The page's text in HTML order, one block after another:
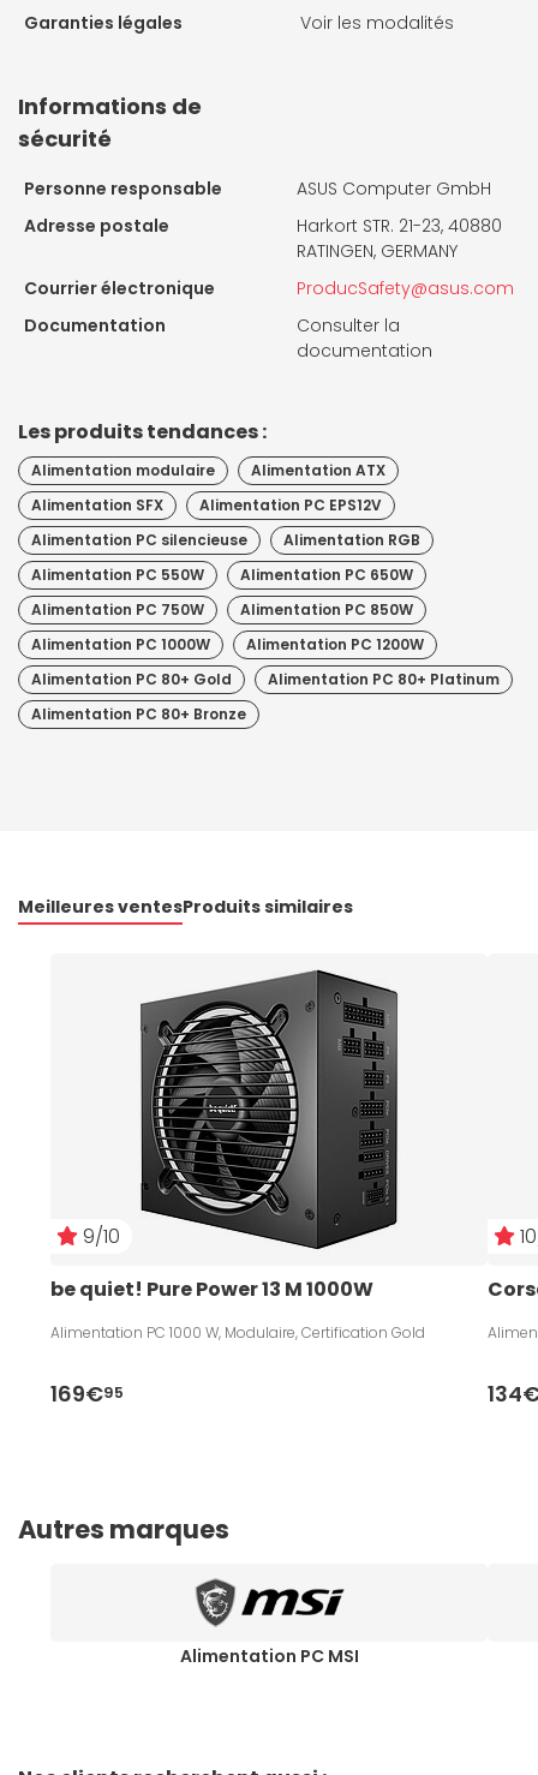
Garanties légales
Voir les modalités
Informations de
sécurité
Personne responsable
ASUS Computer GmbH
Adresse postale
Harkort STR. 21-23, 40880
RATINGEN, GERMANY
Courrier électronique
ProducSafety@asus.com
Documentation
Consulter la
documentation
Les produits tendances :
Alimentation modulaire
Alimentation ATX
Alimentation SFX
Alimentation PC EPS12V
Alimentation PC silencieuse
Alimentation RGB
Alimentation PC 550W
Alimentation PC 650W
Alimentation PC 750W
Alimentation PC 850W
Alimentation PC 1000W
Alimentation PC 1200W
Alimentation PC 80+ Gold
Alimentation PC 80+ Platinum
Alimentation PC 80+ Bronze
Meilleures ventesProduits similaires
9/10
be quiet! Pure Power 13 M 1000W
Alimentation PC 1000 W, Modulaire, Certification Gold
169€95
Autres marques
Alimentation PC MSI